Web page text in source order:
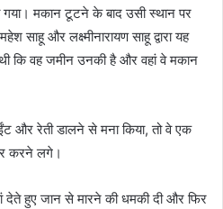
मकान टूटने के बाद उसी स्थान पर
साहू और लक्ष्मीनारायण साहू द्वारा यह
कि वह जमीन उनकी है और वहां वे मकान
और रेती डालने से मना किया, तो वे एक
करने लगे।
देते हुए जान से मारने की धमकी दी और फिर